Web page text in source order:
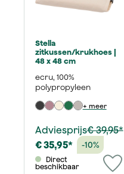
Stella
zitkussen/krukhoes |
48 x 48 cm
ecru, 100%
polypropyleen
+ meer
Adviesprijs€ 39,95*
€ 35,95*
-10%
beschikbaar